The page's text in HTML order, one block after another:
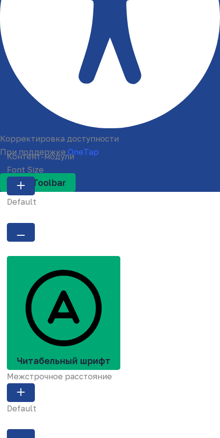
Корректировка доступности
При поддержке OneTap
Hide Toolbar
Контент-модули
Font Size
Default
Читабельный шрифт
Межстрочное расстояние
Default